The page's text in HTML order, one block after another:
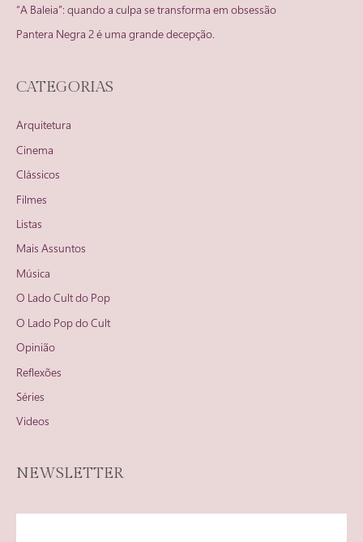
“A Baleia”: quando a culpa se transforma em obsessão
Pantera Negra 2 é uma grande decepção.
CATEGORIAS
Arquitetura
Cinema
Clássicos
Filmes
Listas
Mais Assuntos
Música
O Lado Cult do Pop
O Lado Pop do Cult
Opinião
Reflexões
Séries
Videos
NEWSLETTER